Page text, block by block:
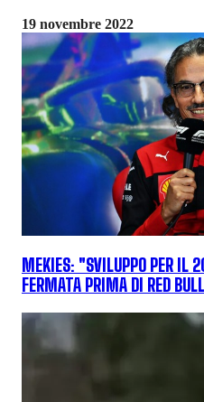
19 novembre 2022
MEKIES: "SVILUPPO PER IL
FERMATA PRIMA DI RED